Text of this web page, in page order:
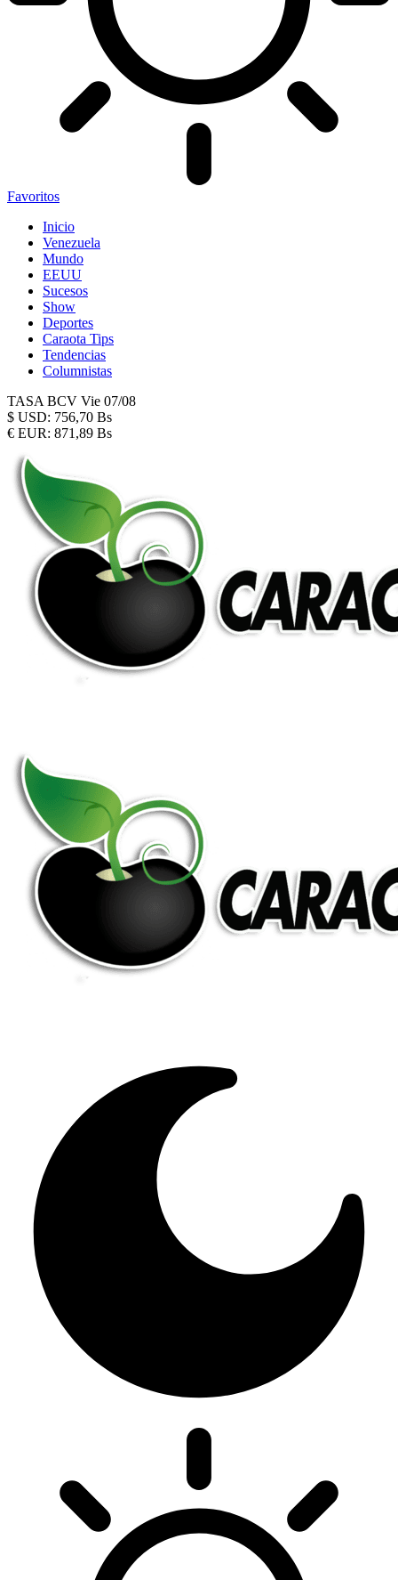
Favoritos
Inicio
Venezuela
Mundo
EEUU
Sucesos
Show
Deportes
Caraota Tips
Tendencias
Columnistas
TASA BCV Vie 07/08
$ USD: 756,70 Bs
€ EUR: 871,89 Bs